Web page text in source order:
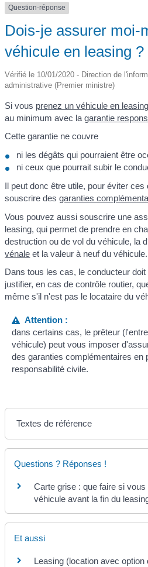
Question-réponse
Dois-je assurer moi-
véhicule en leasing ?
Vérifié le 10/01/2020 - Direction de
administrative (Premier ministre)
Si vous prenez un véhicule en leasing
au minimum avec lagarantie
Cette garantie ne couvre
ni les dégâts qui pourraient être
ni ceux que pourrait subir le
Il peut donc être utile, pour éviter
souscrire desgaranties
Vous pouvez aussi souscrire une
leasing, qui permet de prendre en
destruction ou de vol du véhicule, la
vénale et la valeur à neuf du véhicule.
Dans tous les cas, le conducteur
justifier, en cas de contrôle routier,
même s'il n'est pas le locataire du
Attention :
dans certains cas, le prêteur
véhicule) peut vous imposer
des garanties complémentaires en
responsabilité civile.
Textes de référence
Questions ? Réponses !
Carte grise : que faire si
véhicule avant la fin du
Et aussi
Leasing (location avec option